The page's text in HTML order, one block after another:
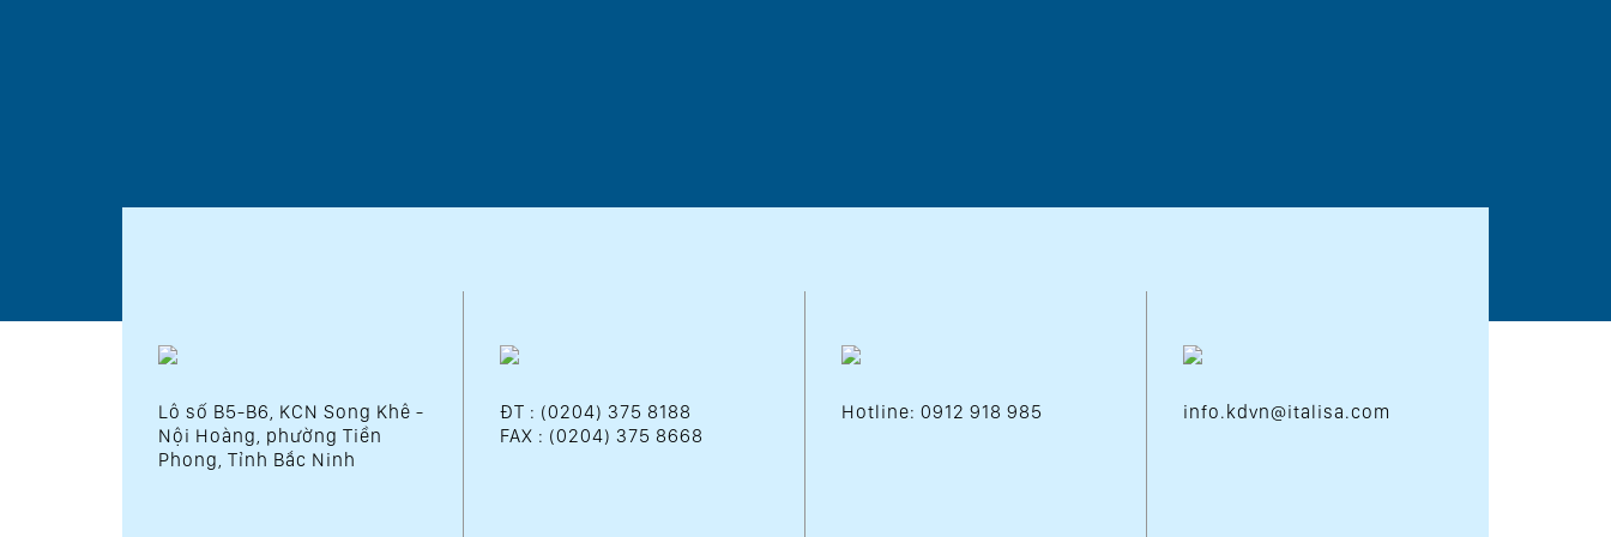
Lô số B5-B6, KCN Song Khê -
Nội Hoàng, phường Tiền
Phong, Tỉnh Bắc Ninh
ĐT : (0204) 375 8188
FAX : (0204) 375 8668
Hotline: 0912 918 985 info.kdvn@italisa.com